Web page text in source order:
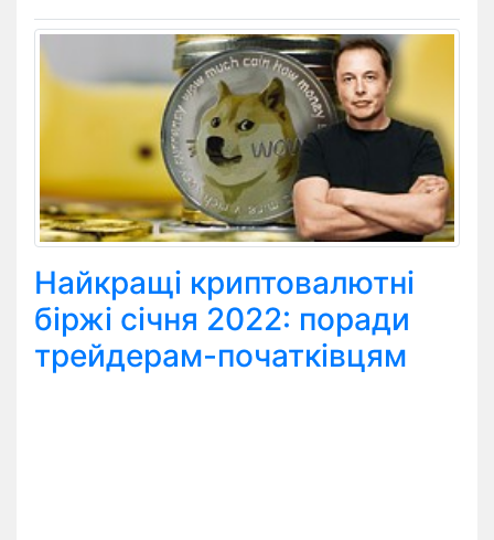
Найкращі криптовалютні
біржі січня 2022: поради
трейдерам-початківцям